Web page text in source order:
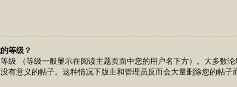
等级？
级 （等级一般显示在阅读主题页面中您的用户名下方）。大多数
有意义的帖子。这种情况下版主和管理员反而会大量删除您的帖子